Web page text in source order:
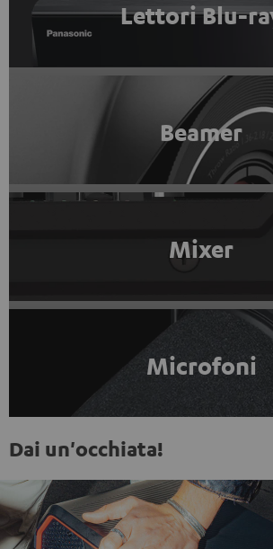
Lettori Blu-
Beamer
Mixer
Microfoni
Dai un'occhiata!